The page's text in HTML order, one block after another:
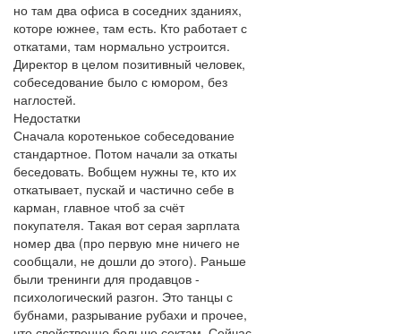
но там два офиса в соседних зданиях,
которе южнее, там есть. Кто работает с
откатами, там нормально устроится.
Директор в целом позитивный человек,
собеседование было с юмором, без
наглостей.
Недостатки
Сначала коротенькое собеседование
стандартное. Потом начали за откаты
беседовать. Вобщем нужны те, кто их
откатывает, пускай и частично себе в
карман, главное чтоб за счёт
покупателя. Такая вот серая зарплата
номер два (про первую мне ничего не
сообщали, не дошли до этого). Раньше
были тренинги для продавцов -
психологический разгон. Это танцы с
бубнами, разрывание рубахи и прочее,